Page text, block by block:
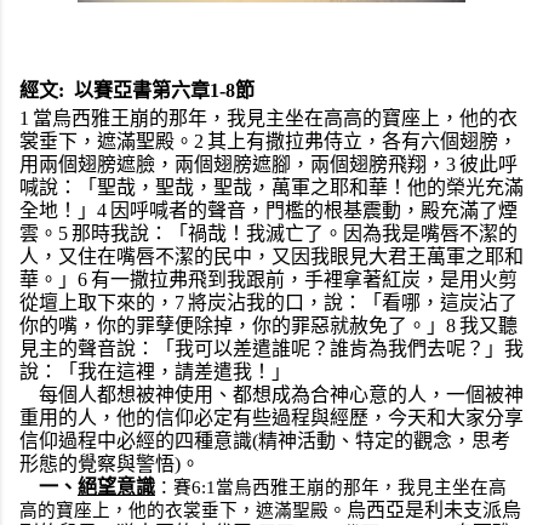
經文: 以賽亞書第六章1-8節
1 當烏西雅王崩的那年，我見主坐在高高的寶座上，他的衣
裳垂下，遮滿聖殿。2 其上有撒拉弗侍立，各有六個翅膀，
用兩個翅膀遮臉，兩個翅膀遮腳，兩個翅膀飛翔，3彼此呼
喊說：「聖哉，聖哉，聖哉，萬軍之耶和華！他的榮光充滿
全地！」4 因呼喊者的聲音，門檻的根基震動，殿充滿了煙
雲。5 那時我說：「禍哉！我滅亡了。因為我是嘴唇不潔的
人，又住在嘴唇不潔的民中，又因我眼見大君王萬軍之耶和
華。」6 有一撒拉弗飛到我跟前，手裡拿著紅炭，是用火剪
從壇上取下來的，7將炭沾我的口，說：「看哪，這炭沾了
你的嘴，你的罪孽便除掉，你的罪惡就赦免了。」8我又聽
見主的聲音說：「我可以差遣誰呢？誰肯為我們去呢？」我
說：「我在這裡，請差遣我！」
每個人都想被神使用、都想成為合神心意的人，一個被神
重用的人，他的信仰必定有些過程與經歷，今天和大家分享
信仰過程中必經的四種意識(精神活動、特定的觀念，思考
形態的覺察與警悟)。
一、 絕望意識 ： 賽6:1當烏西雅王崩的那年，我見主坐在高
高的寶座上，他的衣裳垂下，遮滿聖殿。 烏西亞是利未支派烏